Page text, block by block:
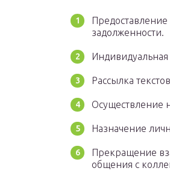
задолженности.
Рассылка
Осуществление
Назначение
Прекращение
общения с